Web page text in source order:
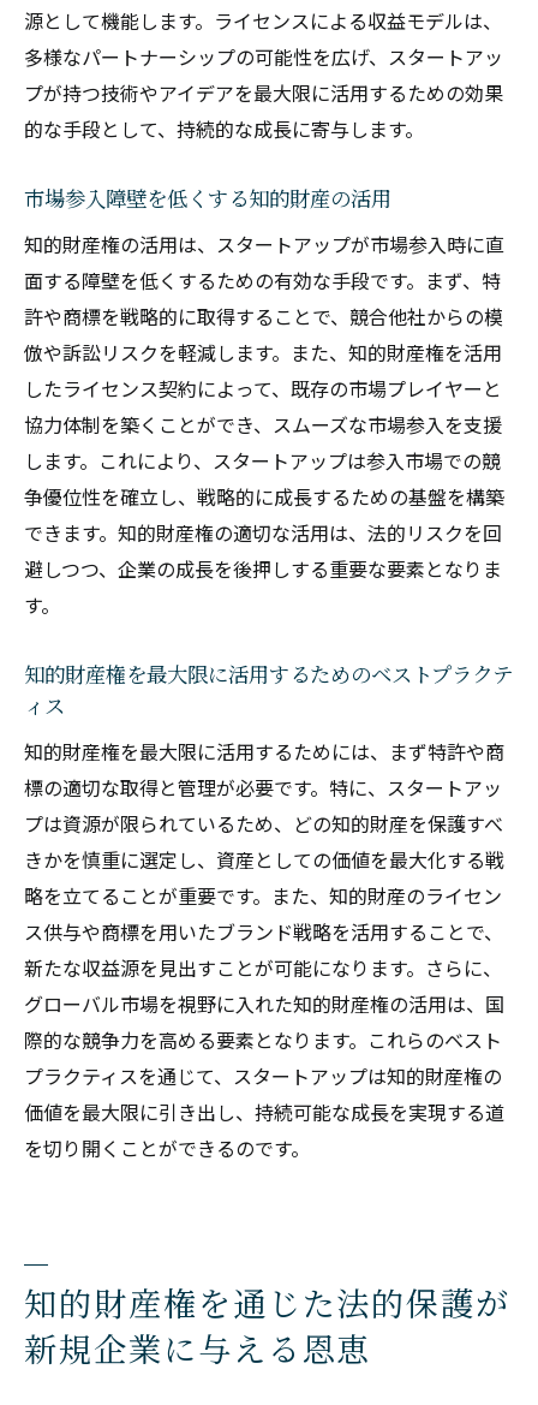
源として機能します。ライセンスによる収益モデルは、
多様なパートナーシップの可能性を広げ、スタートアッ
プが持つ技術やアイデアを最大限に活用するための効果
的な手段として、持続的な成長に寄与します。
市場参入障壁を低くする知的財産の活用
知的財産権の活用は、スタートアップが市場参入時に直
面する障壁を低くするための有効な手段です。まず、特
許や商標を戦略的に取得することで、競合他社からの模
倣や訴訟リスクを軽減します。また、知的財産権を活用
したライセンス契約によって、既存の市場プレイヤーと
協力体制を築くことができ、スムーズな市場参入を支援
します。これにより、スタートアップは参入市場での競
争優位性を確立し、戦略的に成長するための基盤を構築
できます。知的財産権の適切な活用は、法的リスクを回
避しつつ、企業の成長を後押しする重要な要素となりま
す。
知的財産権を最大限に活用するためのベストプラクテ
ィス
知的財産権を最大限に活用するためには、まず特許や商
標の適切な取得と管理が必要です。特に、スタートアッ
プは資源が限られているため、どの知的財産を保護すべ
きかを慎重に選定し、資産としての価値を最大化する戦
略を立てることが重要です。また、知的財産のライセン
ス供与や商標を用いたブランド戦略を活用することで、
新たな収益源を見出すことが可能になります。さらに、
グローバル市場を視野に入れた知的財産権の活用は、国
際的な競争力を高める要素となります。これらのベスト
プラクティスを通じて、スタートアップは知的財産権の
価値を最大限に引き出し、持続可能な成長を実現する道
を切り開くことができるのです。
知的財産権を通じた法的保護が
新規企業に与える恩恵